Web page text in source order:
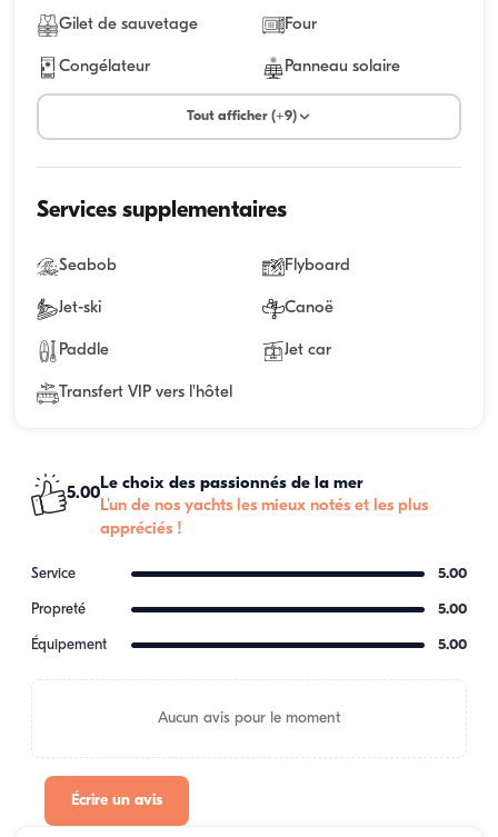
Gilet de sauvetage Four
Congélateur Panneau solaire
Tout afficher (+9)
Services supplementaires
Seabob Flyboard
Jet-ski Canoë
Paddle Jet car
Transfert VIP vers l'hôtel
5.00
Le choix des passionnés de la mer
L'un de nos yachts les mieux notés et les plus
appréciés !
Service 5.00
Propreté 5.00
Équipement 5.00
Aucun avis pour le moment
Écrire un avis